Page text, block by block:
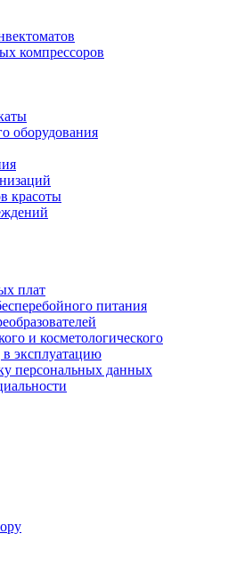
компрессоров
оборудования
красоты
плат
питания
и косметологического
в эксплуатацию
персональных данных